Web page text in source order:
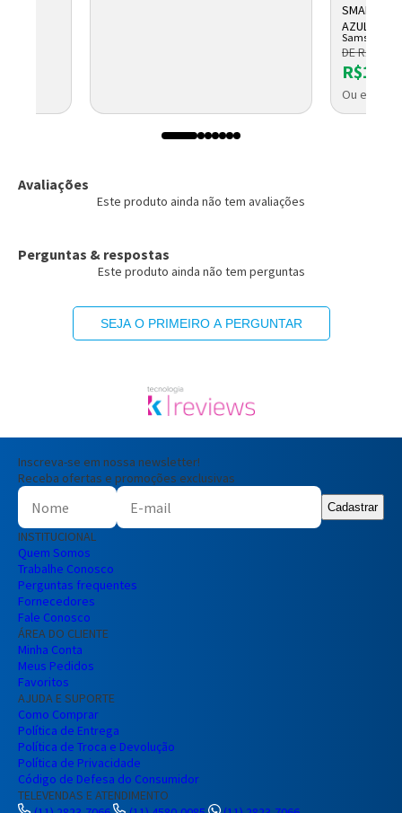
AZUL SM-
AZUL 4GB
Samsung
DE R$
Ou em até
Avaliações
Este produto ainda não tem avaliações
Perguntas & respostas
Este produto ainda não tem perguntas
SEJA O PRIMEIRO A PERGUNTAR
Inscreva-se em nossa newsletter!
Receba ofertas e promoções exclusivas
Cadastrar
INSTITUCIONAL
Quem Somos
Trabalhe Conosco
Perguntas frequentes
Fornecedores
Fale Conosco
ÁREA DO CLIENTE
Minha Conta
Meus Pedidos
Favoritos
AJUDA E SUPORTE
Como Comprar
Política de Entrega
Política de Troca e Devolução
Política de Privacidade
Código de Defesa do Consumidor
TELEVENDAS E ATENDIMENTO